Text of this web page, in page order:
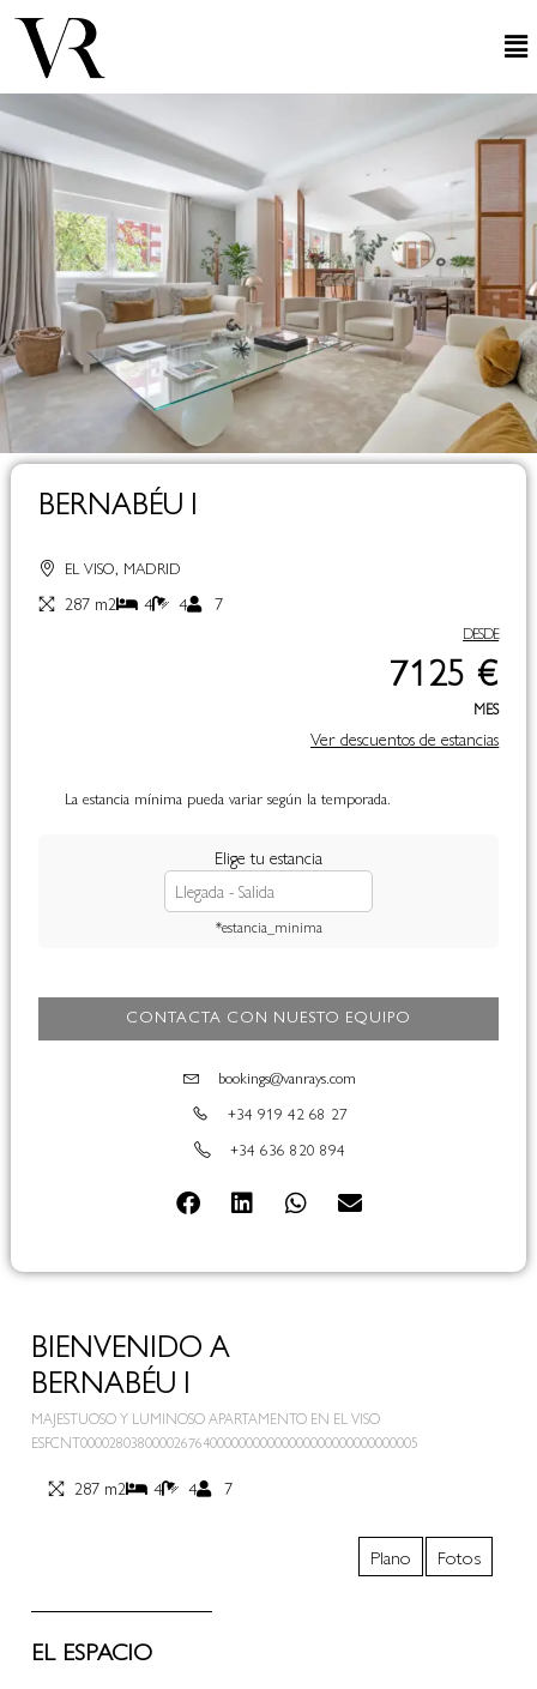
BIENVENIDO A
BERNABÉU I
MAJESTUOSO Y LUMINOSO APARTAMENTO EN EL VISO
ESFCNT00002803800002676400000000000000000000000000005
287 m2 4 4 7
Plano Fotos
EL ESPACIO
BERNABÉU I
EL VISO, MADRID
287 m2 4 4 7
DESDE
7125 €
MES
Ver descuentos de estancias
La estancia mínima pueda variar según la temporada.
Elige tu estancia
*estancia_minima
CONTACTA CON NUESTO EQUIPO
bookings@vanrays.com
+34 919 42 68 27
+34 636 820 894